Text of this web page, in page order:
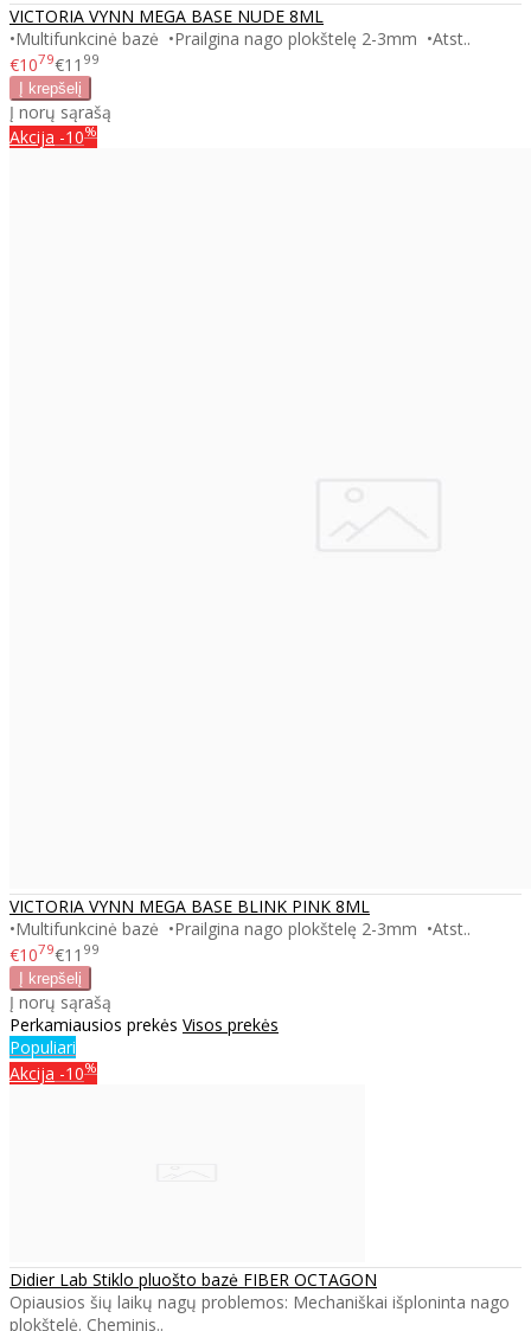
VICTORIA VYNN MEGA BASE NUDE 8ML
•Multifunkcinė bazė •Prailgina nago plokštelę 2-3mm •Atst..
€1079€11 99
Į norų sąrašą
Akcija -10%
VICTORIA VYNN MEGA BASE BLINK PINK 8ML
•Multifunkcinė bazė •Prailgina nago plokštelę 2-3mm •Atst..
€1079€11 99
Į norų sąrašą
Perkamiausios prekės Visos prekės
Populiari
Akcija -10%
Didier Lab Stiklo pluošto bazė FIBER OCTAGON
Opiausios šių laikų nagų problemos: Mechaniškai išploninta nago
plokštelė. Cheminis..